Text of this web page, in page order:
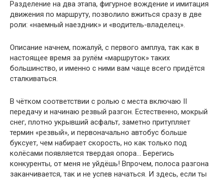
Разделение на два этапа, фигурное вождение и имитация
движения по маршруту, позволило вжиться сразу в две
роли: «наемный наездник» и «водитель-владелец».
Описание начнем, пожалуй, с первого амплуа, так как в
настоящее время за рулём «маршруток» таких
большинство, и именно с ними вам чаще всего придётся
сталкиваться.
В чётком соответствии с ролью с места включаю II
передачу и начинаю резвый разгон. Естественно, мокрый
снег, плотно укрывший асфальт, заметно притупляет
термин «резвый», и первоначально автобус больше
буксует, чем набирает скорость, но как только под
колёсами появляется твердая опора… Берегись
конкуренты, от меня не уйдёшь! Впрочем, полоса разгона
заканчивается, так и не успев начаться. И здесь, если ты